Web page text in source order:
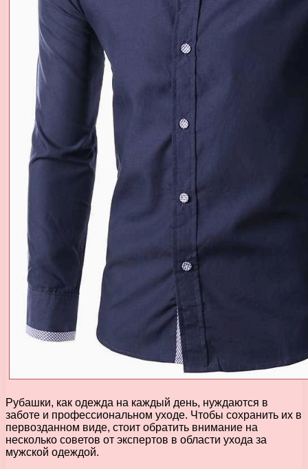
Рубашки, как одежда на каждый день, нуждаются в
заботе и профессиональном уходе. Чтобы сохранить их в
первозданном виде, стоит обратить внимание на
несколько советов от экспертов в области ухода за
мужской одеждой.